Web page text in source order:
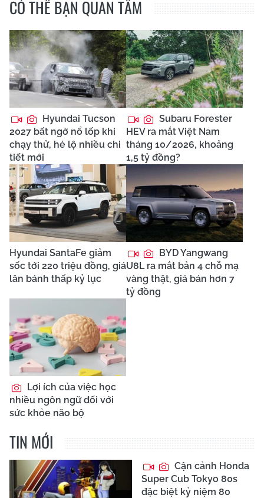
CÓ THỂ BẠN QUAN TÂM
Hyundai Tucson
2027 bất ngờ nổ lốp khi
chạy thử, hé lộ nhiều chi
tiết mới
Subaru Forester
HEV ra mắt Việt Nam
tháng 10/2026, khoảng
1,5 tỷ đồng?
Hyundai SantaFe giảm
sốc tới 220 triệu đồng, giá
lăn bánh thấp kỷ lục
BYD Yangwang
U8L ra mắt bản 4 chỗ mạ
vàng thật, giá bán hơn 7
tỷ đồng
Lợi ích của việc học
nhiều ngôn ngữ đối với
sức khỏe não bộ
TIN MỚI
Cận cảnh Honda
Super Cub Tokyo 80s
đặc biệt kỷ niệm 80